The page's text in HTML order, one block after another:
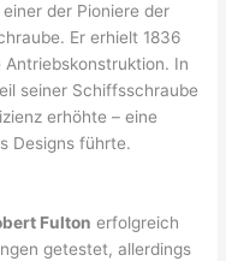
der Pioniere der
Er erhielt 1836
In
seiner Schiffsschraube
erhöhte – eine
Designs führte.
Fulton erfolgreich
getestet, allerdings